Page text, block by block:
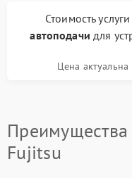
Стоимость услуги
автоподачи для
Цена
Преимущества
Fujitsu